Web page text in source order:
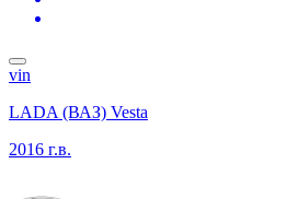
vin
LADA (ВАЗ) Vesta
2016 г.в.